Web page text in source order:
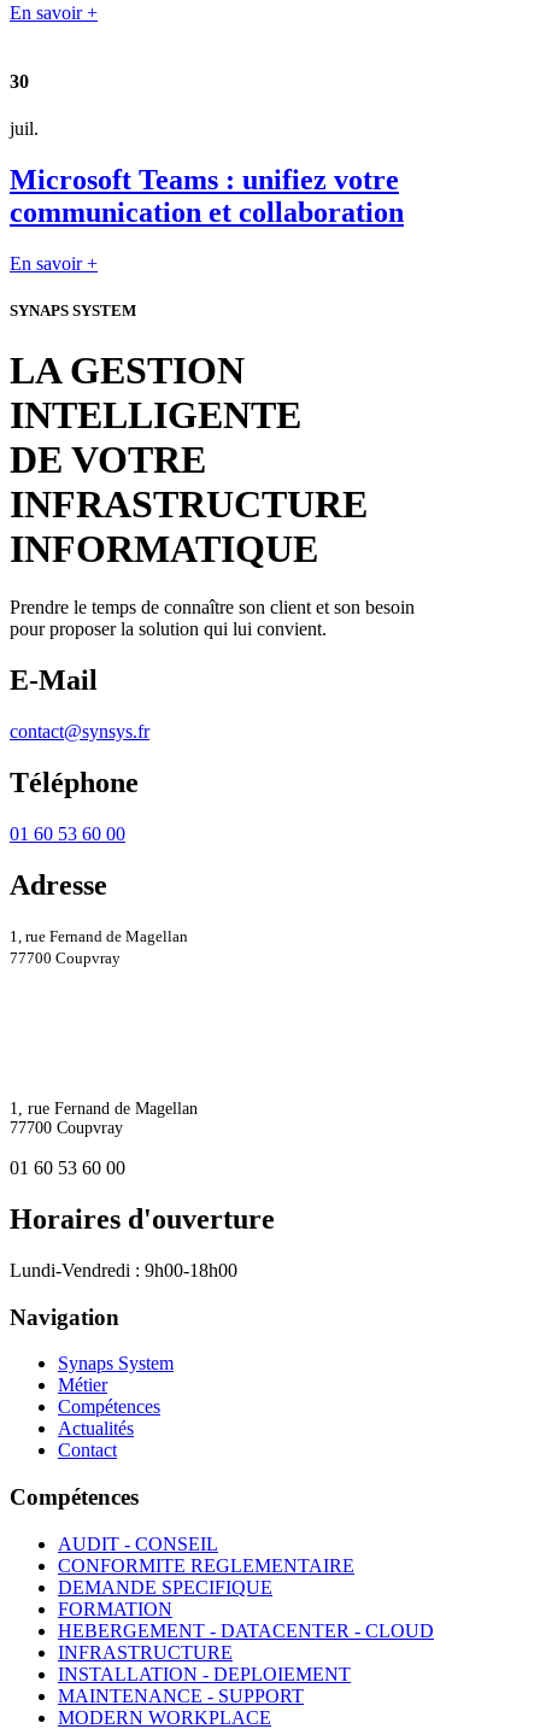
En savoir +
30
juil.
Microsoft Teams : unifiez votre
communication et collaboration
En savoir +
SYNAPS SYSTEM
LA GESTION
INTELLIGENTE
DE VOTRE
INFRASTRUCTURE
INFORMATIQUE
Prendre le temps de connaître son client et son besoin
pour proposer la solution qui lui convient.
E-Mail
contact@synsys.fr
Téléphone
01 60 53 60 00
Adresse
1, rue Fernand de Magellan
77700 Coupvray
1, rue Fernand de Magellan
77700 Coupvray
01 60 53 60 00
Horaires d'ouverture
Lundi-Vendredi : 9h00-18h00
Navigation
Synaps System
Métier
Compétences
Actualités
Contact
Compétences
AUDIT - CONSEIL
CONFORMITE REGLEMENTAIRE
DEMANDE SPECIFIQUE
FORMATION
HEBERGEMENT - DATACENTER - CLOUD
INFRASTRUCTURE
INSTALLATION - DEPLOIEMENT
MAINTENANCE - SUPPORT
MODERN WORKPLACE